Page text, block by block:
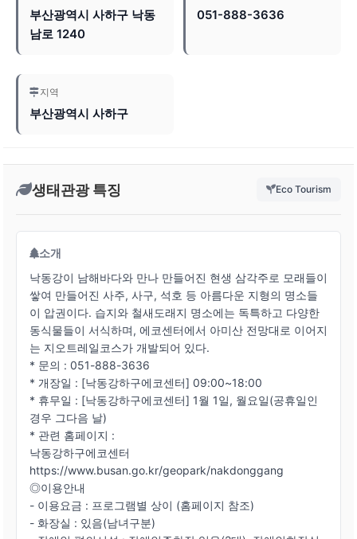
부산광역시 사하구 낙동
남로 1240
051-888-3636
지역
부산광역시 사하구
생태관광 특징 Eco Tourism
소개
낙동강이 남해바다와 만나 만들어진 현생 삼각주로 모래들이
쌓여 만들어진 사주, 사구, 석호 등 아름다운 지형의 명소들
이 압권이다. 습지와 철새도래지 명소에는 독특하고 다양한
동식물들이 서식하며, 에코센터에서 아미산 전망대로 이어지
는 지오트레일코스가 개발되어 있다.
* 문의 : 051-888-3636
* 개장일 : [낙동강하구에코센터] 09:00~18:00
* 휴무일 : [낙동강하구에코센터] 1월 1일, 월요일(공휴일인
경우 그다음 날)
* 관련 홈페이지 :
낙동강하구에코센터
https://www.busan.go.kr/geopark/nakdonggang
◎이용안내
- 이용요금 : 프로그램별 상이 (홈페이지 참조)
- 화장실 : 있음(남녀구분)